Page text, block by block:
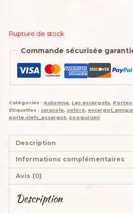
Rupture de stock
Commande sécurisée
Catégories :Automne Les escargots
Étiquettes : caracole coloré
porte-clefs_escargot
zoogurumi
Description
Informations complémentaires
Avis (0)
Description